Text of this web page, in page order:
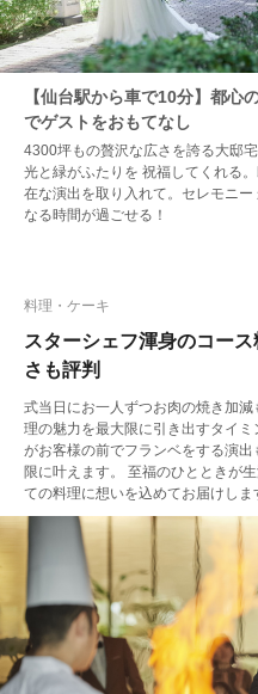
【仙台駅から車で10分】都心
でゲストをおもてなし
4300坪もの贅沢な広さを誇る大邸
光と緑がふたりを 祝福してくれる
在な演出を取り入れて。セレモニ
なる時間が過ごせる！
スターシェフ渾身のコー
さも評判
式当日にお一人ずつお肉の焼き加
理の魅力を最大限に引き出すタイ
がお客様の前でフランベをする演
限に叶えます。 至福のひとときが
ての料理に想いを込めてお届けしま
料理・ケーキ